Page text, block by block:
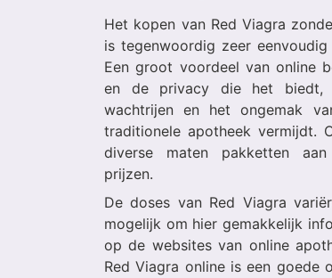
Het kopen van Red Viagra
is tegenwoordig zeer
Een groot voordeel van online
en de privacy die het biedt,
wachtrijen en het ongemak
traditionele apotheek vermijdt.
diverse maten pakketten
prijzen.
De doses van Red Viagra
mogelijk om hier gemakkelijk
op de websites van online
Red Viagra online is een goede